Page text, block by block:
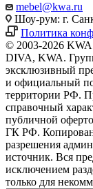
mebel@kwa.ru
Шоу-рум: г.
Политика
© 2003-2026
DIVA, KWA.
эксклюзивный
и официальный
территории РФ.
справочный
публичной
ГК РФ.
разрешения
источник. Вся
исключением
только для